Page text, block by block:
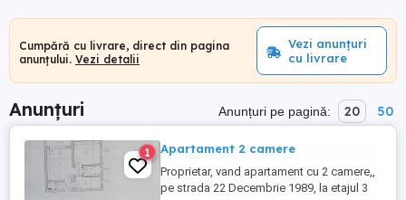
Cumpără cu livrare, direct din pagina
anunțului. Vezi detalii
Vezi anunțuri
cu livrare
Anunțuri Anunțuri pe pagină: 20 50
1 Apartament 2 camere
Proprietar, vand apartament cu 2 camere,,
pe strada 22 Decembrie 1989, la etajul 3